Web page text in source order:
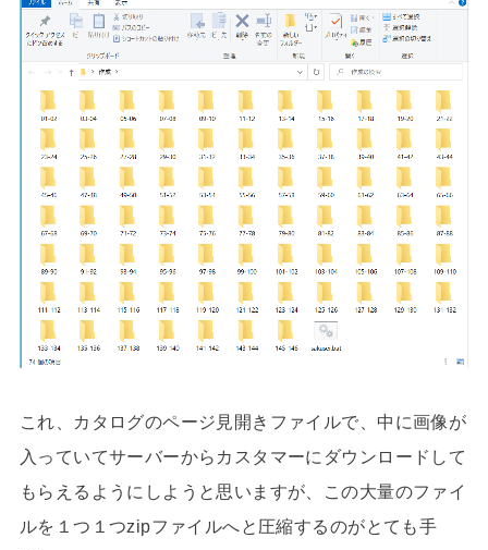
これ、カタログのページ見開きファイルで、中に画像が
入っていてサーバーからカスタマーにダウンロードして
もらえるようにしようと思いますが、この大量のファイ
ルを１つ１つzipファイルへと圧縮するのがとても手